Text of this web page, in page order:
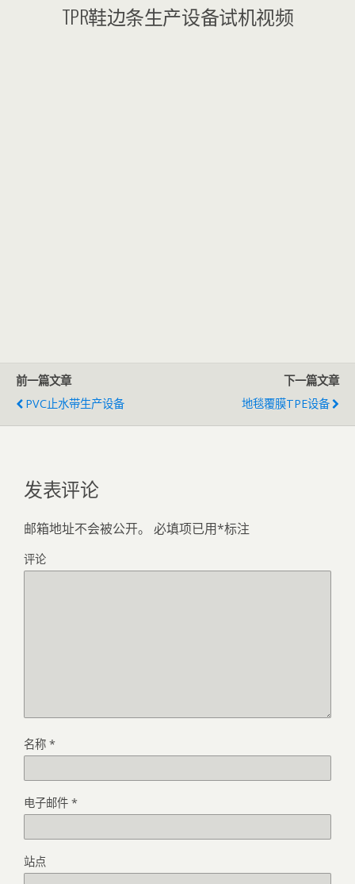
TPR鞋边条生产设备试机视频
前一篇文章
PVC止水带生产设备
下一篇文章
地毯覆膜TPE设备
发表评论
邮箱地址不会被公开。 必填项已用*标注
评论
名称 *
电子邮件 *
站点